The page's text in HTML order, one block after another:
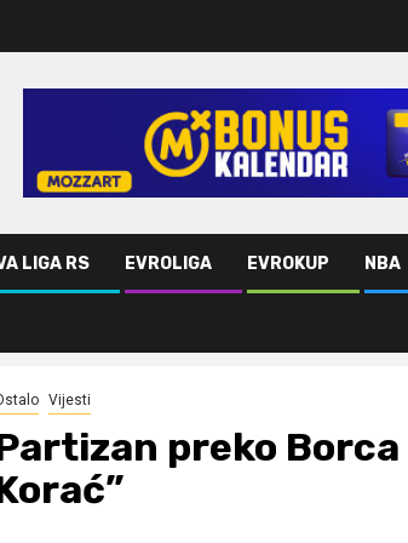
LIGA RS EVROLIGA EVROKUP NBA
Vijesti
preko